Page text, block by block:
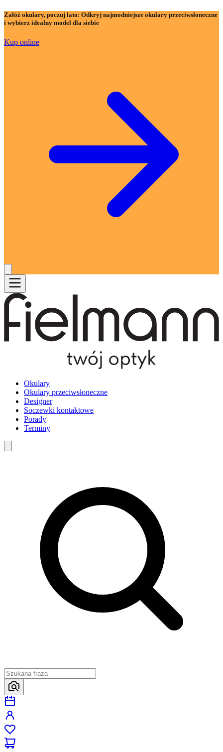
Załóż okulary, poczuj lato: Odkryj najmodniejsze okulary przeciwsłoneczne
i wybierz idealny model dla siebie
Kup online
Okulary
Okulary przeciwsłoneczne
Designer
Soczewki kontaktowe
Porady
Terminy